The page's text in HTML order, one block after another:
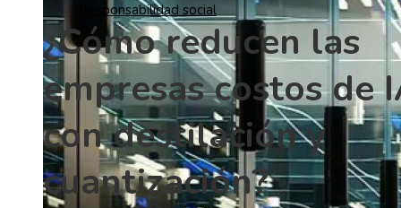
Responsabilidad social
¿Cómo reducen las
empresas costos de
con destilación y
cuantización?